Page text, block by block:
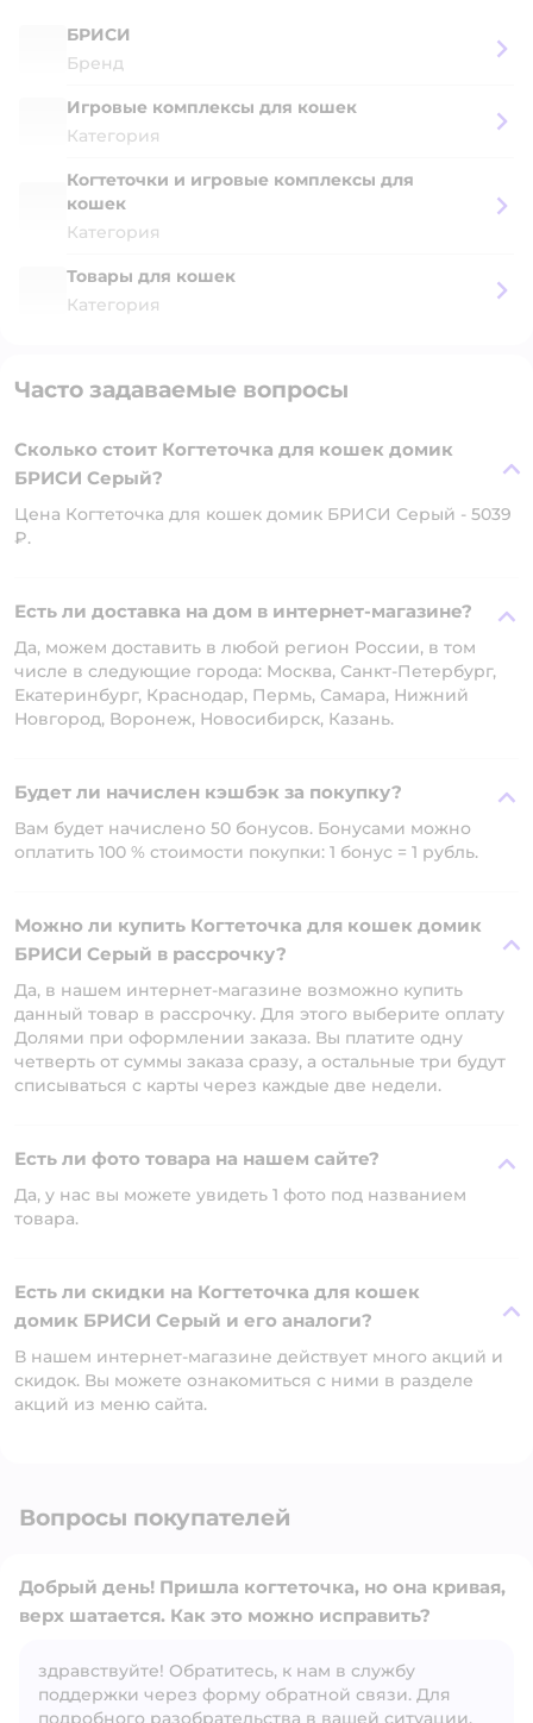
БРИСИ
Бренд
Игровые комплексы для кошек
Категория
Когтеточки и игровые комплексы для
кошек
Категория
Товары для кошек
Категория
Часто задаваемые вопросы
Сколько стоит Когтеточка для кошек домик
БРИСИ Серый?
Цена Когтеточка для кошек домик БРИСИ Серый - 5039
₽.
Есть ли доставка на дом в интернет-магазине?
Да, можем доставить в любой регион России, в том
числе в следующие города: Москва, Санкт-Петербург,
Екатеринбург, Краснодар, Пермь, Самара, Нижний
Новгород, Воронеж, Новосибирск, Казань.
Будет ли начислен кэшбэк за покупку?
Вам будет начислено 50 бонусов. Бонусами можно
оплатить 100 % стоимости покупки: 1 бонус = 1 рубль.
Можно ли купить Когтеточка для кошек домик
БРИСИ Серый в рассрочку?
Да, в нашем интернет-магазине возможно купить
данный товар в рассрочку. Для этого выберите оплату
Долями при оформлении заказа. Вы платите одну
четверть от суммы заказа сразу, а остальные три будут
списываться с карты через каждые две недели.
Есть ли фото товара на нашем сайте?
Да, у нас вы можете увидеть 1 фото под названием
товара.
Есть ли скидки на Когтеточка для кошек
домик БРИСИ Серый и его аналоги?
В нашем интернет-магазине действует много акций и
скидок. Вы можете ознакомиться с ними в разделе
акций из меню сайта.
Вопросы покупателей
Открыть вопрос
Добрый день! Пришла когтеточка, но она кривая,
верх шатается. Как это можно исправить?
здравствуйте! Обратитесь, к нам в службу
поддержки через форму обратной связи. Для
подробного разобрательства в вашей ситуации.